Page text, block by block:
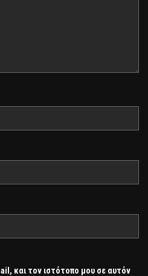
και τον ιστότοπο μου σε αυτόν